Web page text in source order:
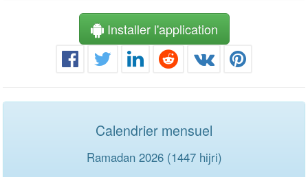
Installer l'application
Calendrier mensuel
Ramadan 2026 (1447 hijri)